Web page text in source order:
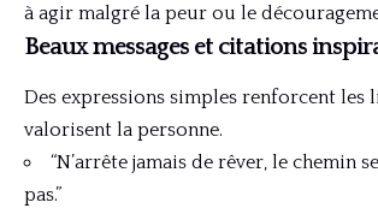
à agir malgré la peur ou le
Beaux messages et citations
Des expressions simples renforcent les
valorisent la personne.
“N’arrête jamais de rêver, le chemin
pas.”